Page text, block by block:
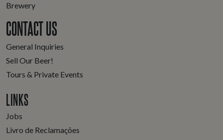
Brewery
CONTACT US
General Inquiries
Sell Our Beer!
Tours & Private Events
LINKS
Jobs
Livro de Reclamações